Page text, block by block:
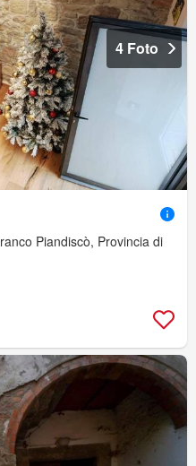
4 Foto
Piandiscò, Provincia di